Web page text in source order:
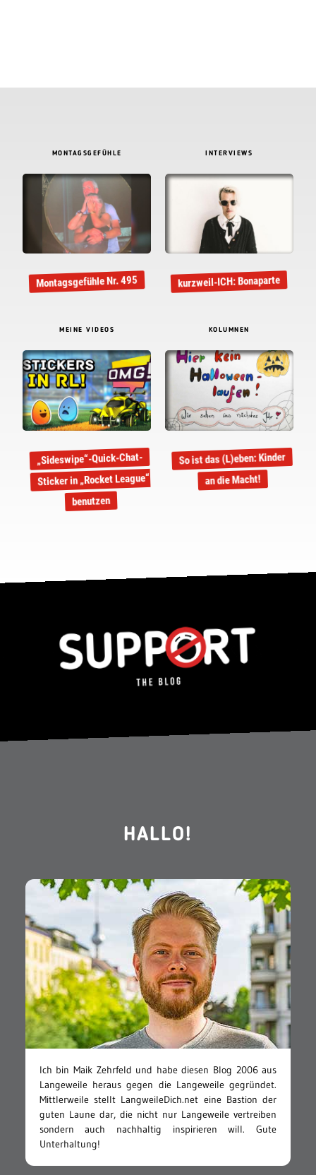
MONTAGSGEFÜHLE
Montagsgefühle Nr. 495
INTERVIEWS
kurzweil-ICH: Bonaparte
MEINE VIDEOS
„Sideswipe“-Quick-Chat-
Sticker in „Rocket League“
benutzen
KOLUMNEN
So ist das (L)eben: Kinder
an die Macht!
HALLO!
Ich bin Maik Zehrfeld und habe diesen Blog 2006 aus
Langeweile heraus gegen die Langeweile gegründet.
Mittlerweile stellt LangweileDich.net eine Bastion der
guten Laune dar, die nicht nur Langeweile vertreiben
sondern auch nachhaltig inspirieren will. Gute
Unterhaltung!